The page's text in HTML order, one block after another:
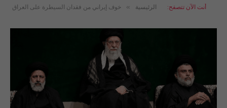
أنت الآن تتصفح: الرئيسية » خوف إيراني من فقدان السيطرة على العراق